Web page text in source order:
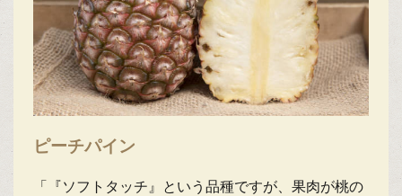
ピーチパイン
「『ソフトタッチ』という品種ですが、果肉が桃の